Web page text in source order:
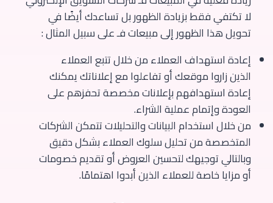
لا تكتفي فقط بزيادة الظهور بل تساعدك أيضًا في
تحويل هذا الظهور إلى مبيعات فـ على سبيل المثال :
إعادة استهداف العملاء من خلال تتبع العملاء
الذين زاروا موقعك أو تفاعلوا مع إعلاناتك يمكنك
إعادة استهدافهم بإعلانات مخصصة تحفزهم على
العودة وإتمام عملية الشراء.
من خلال استخدام البيانات والتحليلات تتمكن الشركات
المتخصصة من تحليل سلوك العملاء بشكل دقيق
وبالتالي توجيهك لتحسين العروض أو تقديم خصومات
أو مزايا خاصة للعملاء الذين أبدوا اهتمامًا.